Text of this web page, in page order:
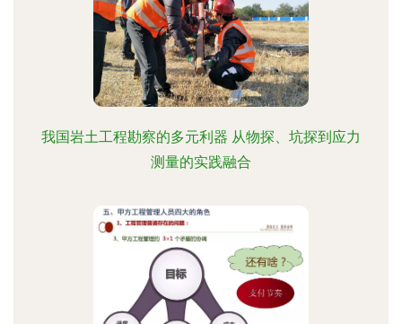
我国岩土工程勘察的多元利器 从物探、坑探到应力
测量的实践融合